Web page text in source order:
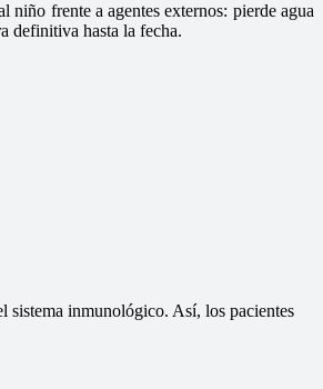
niño frente a agentes externos: pierde agua
definitiva hasta la fecha.
sistema inmunológico. Así, los pacientes